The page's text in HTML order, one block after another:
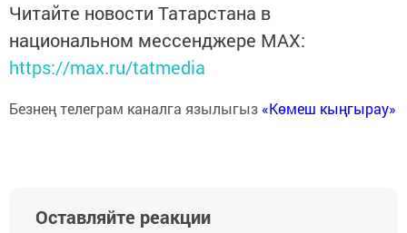
Читайте новости Татарстана в
национальном мессенджере MАХ:
https://max.ru/tatmedia
Безнең телеграм каналга язылыгыз «Көмеш кыңгырау»
Оставляйте реакции